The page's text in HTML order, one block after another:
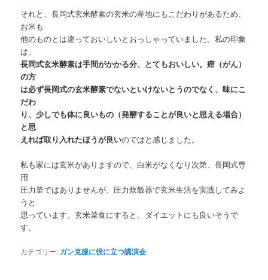
それと、長岡式玄米酵素の玄米の産地にもこだわりがあるため、
お米も
他のものとは違っておいしいとおっしゃっていました。私の印象
は、
長岡式玄米酵素は手間がかかる分、とてもおいしい。癌（がん）
の方
は必ず長岡式の玄米酵素でないといけないとうのでなく、味にこ
だわ
り、少しでも体に良いもの（発酵することが良いと思える場合）
と思
えれば取り入れたほうが良いのではと感じました。
私も家には玄米がありますので、白米がなくなり次第、長岡式専
用
圧力釜ではありませんが、圧力炊飯器で玄米生活を実践してみよ
うと
思っています。玄米菜食にすると、ダイエットにも良いそうで
す。
カテゴリー: ガン克服に役に立つ講演会